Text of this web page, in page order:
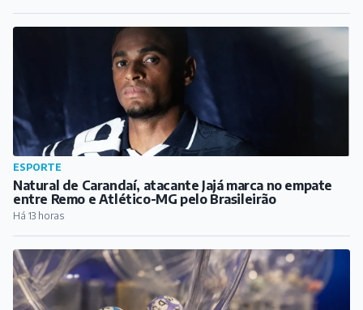
ESPORTE
Natural de Carandaí, atacante Jajá marca no empate
entre Remo e Atlético-MG pelo Brasileirão
Há 13 horas